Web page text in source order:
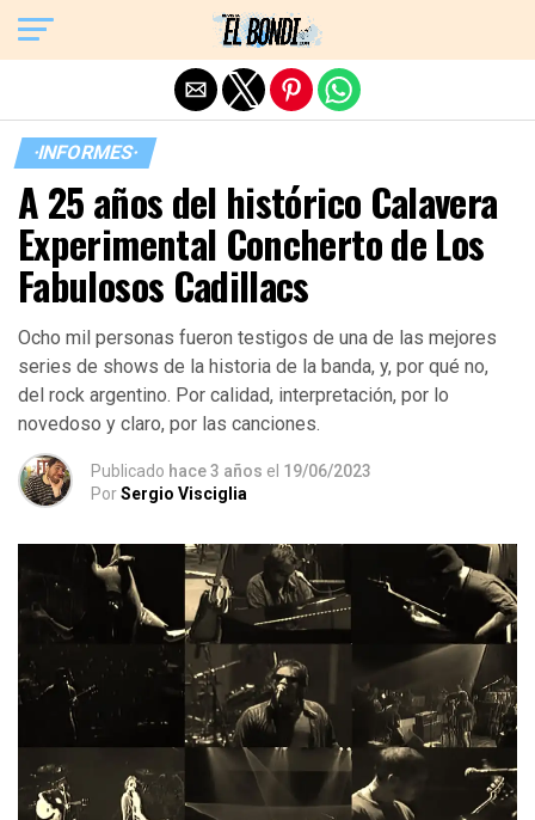
·INFORMES·
A 25 años del histórico Calavera
Experimental Concherto de Los
Fabulosos Cadillacs
Ocho mil personas fueron testigos de una de las mejores
series de shows de la historia de la banda, y, por qué no,
del rock argentino. Por calidad, interpretación, por lo
novedoso y claro, por las canciones.
Publicado hace 3 años el 19/06/2023
PorSergio Visciglia
Exit mobile version